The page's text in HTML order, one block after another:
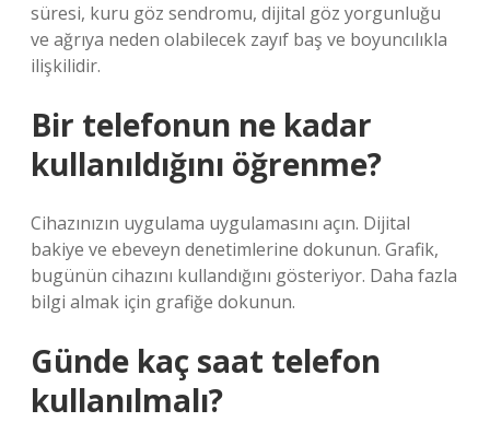
süresi, kuru göz sendromu, dijital göz yorgunluğu
ve ağrıya neden olabilecek zayıf baş ve boyuncılıkla
ilişkilidir.
Bir telefonun ne kadar
kullanıldığını öğrenme?
Cihazınızın uygulama uygulamasını açın. Dijital
bakiye ve ebeveyn denetimlerine dokunun. Grafik,
bugünün cihazını kullandığını gösteriyor. Daha fazla
bilgi almak için grafiğe dokunun.
Günde kaç saat telefon
kullanılmalı?